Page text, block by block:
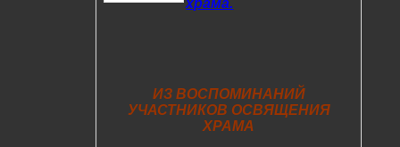
ИЗ ВОСПОМИНАНИЙ
УЧАСТНИКОВ ОСВЯЩЕНИЯ
ХРАМА